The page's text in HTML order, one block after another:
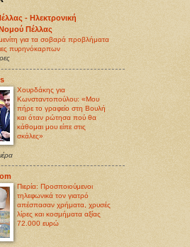
- Ηλεκτρονική
Πέλλας
για τα σοβαρά προβλήματα
πυρηνόκαρπων
Χουρδάκης για
Κωνσταντοπούλου: «Μου
πήρε το γραφείο στη Βουλή
και όταν ρώτησα πού θα
κάθομαι μου είπε στις
σκάλες»
Πιερία: Προσποιούμενοι
τηλεφωνικά τον γιατρό
απέσπασαν χρήματα, χρυσές
λίρες και κοσμήματα αξίας
72.000 ευρώ